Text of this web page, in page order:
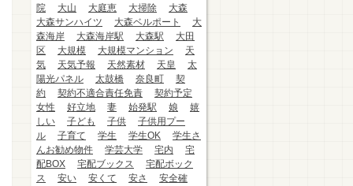
院
大山 大庭恵 大掃除
大森
大森サンハイツ
大森ベルポート
大
森海岸
大森海岸駅 大森駅
大田
区
大規模 大規模マンション
天
気
天気予報 天然素材 天皇
太
陽光パネル
太鼓橋 奈良町
契
約
契約不適合責任免責
契約予定
女性
好立地 妻 始発駅 娘
嬉
しい
子ども 子供
子供用プー
ル
子育て 学生 学生OK
学生さ
んお勧め物件
学芸大学 宅内
宅
配BOX
宅配ブックス
宅配ボック
ス
安い 安くて 安さ
安全確